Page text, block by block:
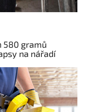
580 gramů
na nářadí